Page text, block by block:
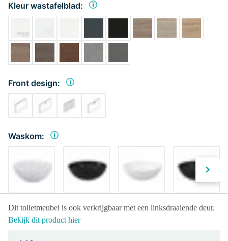
Kleur wastafelblad:
Front design:
Waskom:
Dit toiletmeubel is ook verkrijgbaar met een linksdraaiende deur.
Bekijk dit product hier